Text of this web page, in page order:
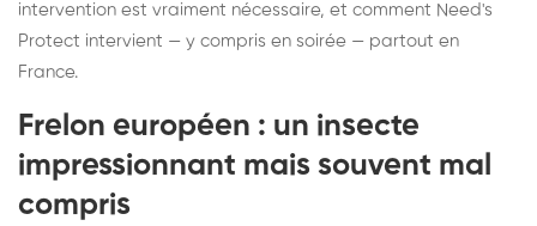
intervention est vraiment nécessaire, et comment Need's
Protect intervient — y compris en soirée — partout en
France.
Frelon européen : un insecte
impressionnant mais souvent mal
compris